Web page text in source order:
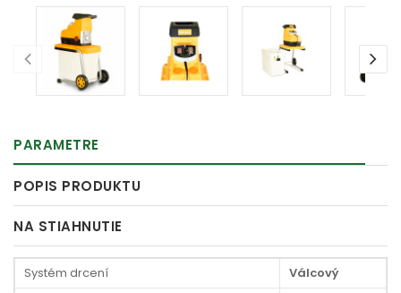
PARAMETRE
POPIS PRODUKTU
NA STIAHNUTIE
Systém drcení
Válcový